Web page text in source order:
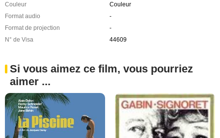
Couleur
Couleur
Format audio
-
Format de projection
-
N° de Visa
44609
Si vous aimez ce film, vous pourriez
aimer ...